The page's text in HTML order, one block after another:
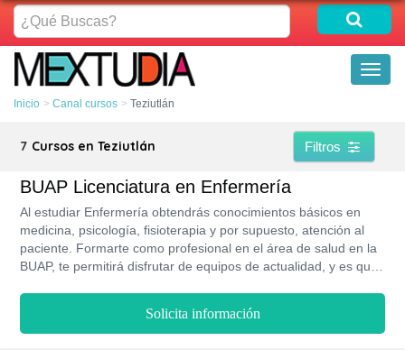
¿Qué
Buscas?
Inicio Canal cursos Teziutlán
7 Cursos en Teziutlán Filtros
BUAP Licenciatura en Enfermería
Al estudiar Enfermería obtendrás conocimientos básicos en
medicina, psicología, fisioterapia y por supuesto, atención al
paciente. Formarte como profesional en el área de salud en la
BUAP, te permitirá disfrutar de equipos de actualidad, y es que
Solicita información